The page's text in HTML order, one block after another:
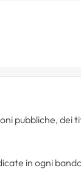
pubbliche, dei
in ogni